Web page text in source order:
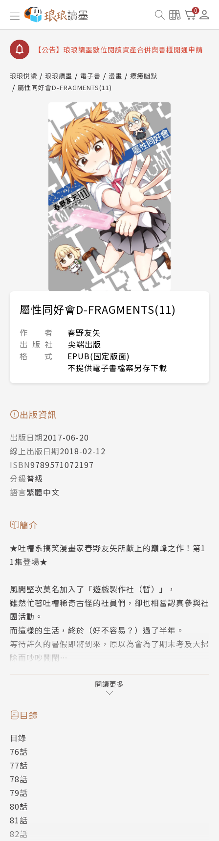
0
【公告】因 Readmoo 讀墨系統維護中，本站同步暫
停部分閱讀服務
【公告】琅琅讀墨數位閱讀資產合併與書櫃開通申請
【公告】琅琅讀墨書櫃開通常見問題
請圖文教學
【公告】琅琅書店服務升級重要說明及資產合併結果
查詢
【公告】因 Readmoo 讀墨系統維護中，本站同步暫
停部分閱讀服務
琅琅悅讀 琅琅讀墨 電子書 漫畫
療癒幽默
屬性同好會D-FRAGMENTS(11)
屬性同好會D-FRAGMENTS(11)
作 者
春野友矢
出 版 社
尖端出版
格 式
EPUB(固定版面)
不提供電子書檔案另存下載
出版資訊
出版日期2017-06-20
線上出版日期2018-02-12
ISBN9789571072197
分級普級
語言繁體中文
簡介
★吐槽系搞笑漫畫家春野友矢所獻上的巔峰之作！第1
1集登場★
風間堅次莫名加入了「遊戲製作社（暫）」，
雖然忙著吐槽稀奇古怪的社員們，卻也相當認真參與社
團活動。
而這樣的生活，終於（好不容易？）過了半年。
等待許久的暑假即將到來，原以為會為了期末考及大掃
除而吵吵鬧鬧…
堅次與芦花不得不住在同一屋簷下，
但芦花的妹妹與高尾社長竟然也都跟著住了進來－
－！？
作者簡介
春野友矢
第一部單行本「屬性同好會D-FRAGMENTS」中充滿
天馬行空的搞笑妙梗，爆笑指數破表。而由後記看來，
本人似乎也是怪咖一枚。
閱讀更多
目錄
目錄
76話
77話
78話
79話
80話
81話
82話